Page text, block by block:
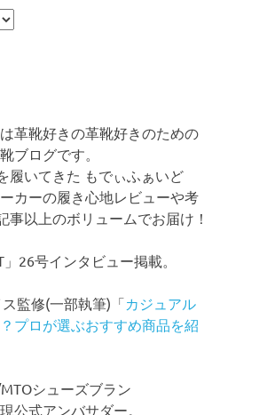
革靴好きの革靴好きのための
ブログです。
履いてきた もでぃふぁいど
カーの履き心地レビューや考
事以上のボリュームでお届け！
26号インタビュー掲載。
監修(一部執筆)「カジュアル
プロが選ぶおすすめ商品を紹
シューズブラン
公式アンバサダー。